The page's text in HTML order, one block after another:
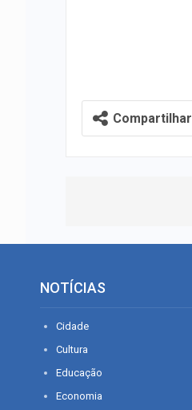
Compartilhar
NOTÍCIAS
Cidade
Cultura
Educação
Economia